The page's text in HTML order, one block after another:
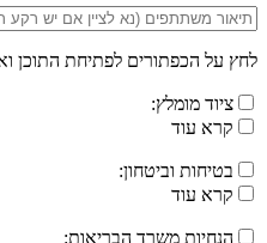
לחץ על הכפתורים לפתיחת התוכן
ציוד מומלץ:
קרא עוד
בטיחות וביטחון:
קרא עוד
הנחיות משרד הבריאות: